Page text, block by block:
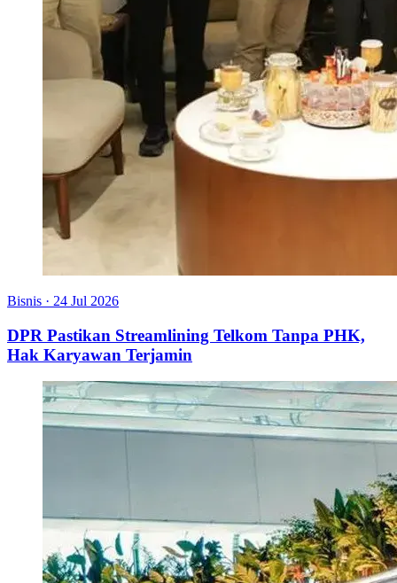
Bisnis · 24 Jul 2026
DPR Pastikan Streamlining Telkom Tanpa PHK,
Hak Karyawan Terjamin